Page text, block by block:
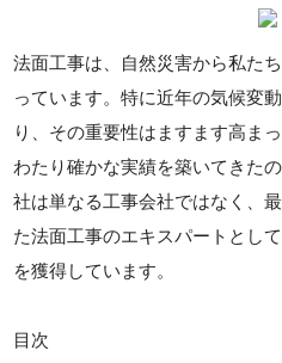
法面工事は、自然災害から私た
っています。特に近年の気候変
り、その重要性はますます高ま
わたり確かな実績を築いてきた
社は単なる工事会社ではなく、
た法面工事のエキスパートとし
を獲得しています。
目次